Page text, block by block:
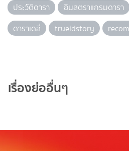
ประวัติดารา
อินสตราแกรมดารา
ดาราเดลี่
trueidstory
เรื่องย่ออื่นๆ